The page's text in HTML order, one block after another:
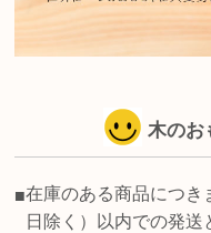
木のお
■在庫のある商品につき
日除く）以内での発送